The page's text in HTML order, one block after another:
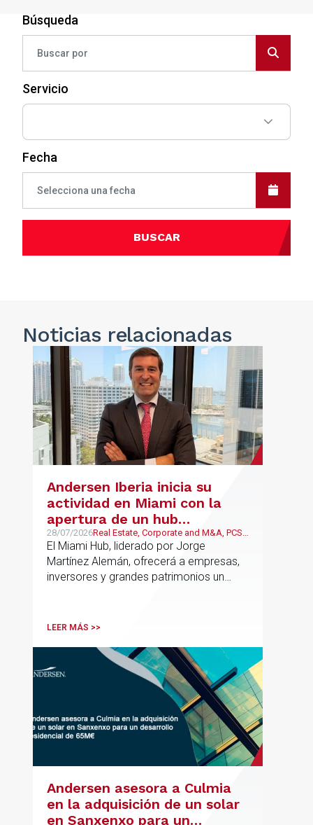
Búsqueda
Servicio
Fecha
BUSCAR
Noticiasrelacionadas
Andersen Iberia inicia su
actividad en Miami con la
apertura de un hub
estratégico para reforzar el
asesoramiento fiscal, legal y
patrimonial conectando
Europa y Latinoamérica
28/07/2026Real Estate, Corporate and M&A, PCS,
Wealth Management & Family
Business
El Miami Hub, liderado por Jorge
Martínez Alemán, ofrecerá a empresas,
inversores y grandes patrimonios un
Latinoamérica y otros mercados
LEER MÁS >>
Andersen asesora a Culmia
en la adquisición de un solar
en Sanxenxo para un